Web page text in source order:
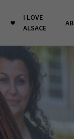
I LOVE
ALSACE